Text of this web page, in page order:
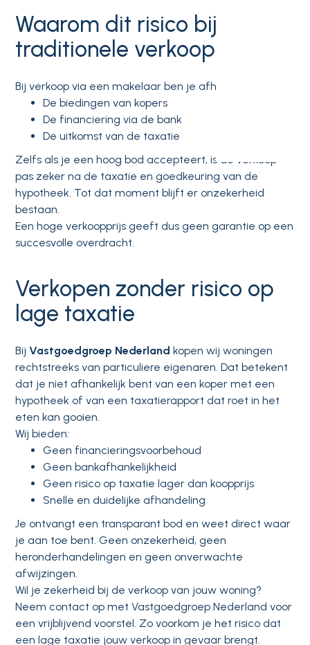
Waarom dit risico bij
traditionele verkoop groot is
Bij verkoop via een makelaar ben je afhankelijk van:
De biedingen van kopers
De financiering via de bank
De uitkomst van de taxatie
Zelfs als je een hoog bod accepteert, is de verkoop
pas zeker na de taxatie en goedkeuring van de
hypotheek. Tot dat moment blijft er onzekerheid
bestaan.
Een hoge verkoopprijs geeft dus geen garantie op een
succesvolle overdracht.
Verkopen zonder risico op
lage taxatie
BijVastgoedgroep Nederland kopen wij woningen
rechtstreeks van particuliere eigenaren. Dat betekent
dat je niet afhankelijk bent van een koper met een
hypotheek of van een taxatierapport dat roet in het
eten kan gooien.
Wij bieden:
Geen financieringsvoorbehoud
Geen bankafhankelijkheid
Geen risico op taxatie lager dan koopprijs
Snelle en duidelijke afhandeling
Je ontvangt een transparant bod en weet direct waar
je aan toe bent. Geen onzekerheid, geen
heronderhandelingen en geen onverwachte
afwijzingen.
Wil je zekerheid bij de verkoop van jouw woning?
Neem contact op met Vastgoedgroep Nederland voor
een vrijblijvend voorstel. Zo voorkom je het risico dat
een lage taxatie jouw verkoop in gevaar brengt.